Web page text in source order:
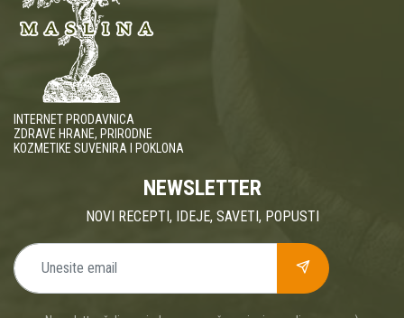
INTERNET PRODAVNICA
ZDRAVE HRANE, PRIRODNE
KOZMETIKE SUVENIRA I POKLONA
NEWSLETTER
NOVI RECEPTI, IDEJE, SAVETI, POPUSTI